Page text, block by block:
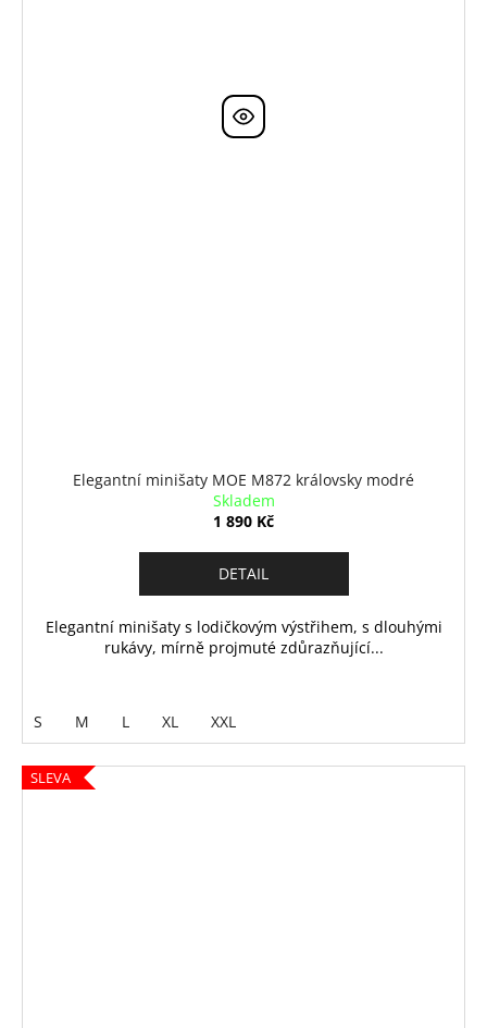
Elegantní minišaty MOE M872 královsky modré
Skladem
1 890 Kč
DETAIL
Elegantní minišaty s lodičkovým výstřihem, s dlouhými
rukávy, mírně projmuté zdůrazňující...
S M L XL XXL
SLEVA